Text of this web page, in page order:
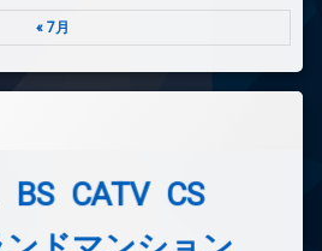
« 7月
BS CATV CS